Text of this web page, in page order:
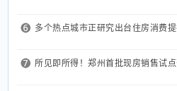
多个热点城市正研究出台住房消费
所见即所得！郑州首批现房销售试